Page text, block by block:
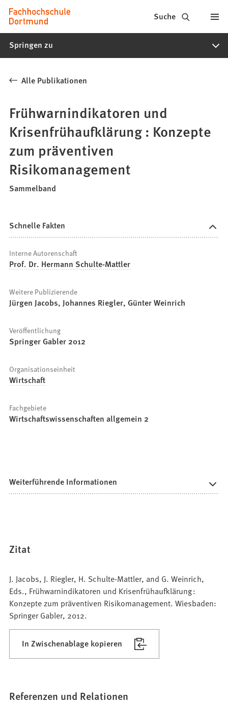
Inhalt anspringen
Fachhochschule
Dortmund
-
Studiengänge,
Bewerbung
Suche
Springen zu
Alle Publikationen
Frühwarnindikatoren und
Krisenfrühaufklärung : Konzepte
zum präventiven
Risikomanagement
Sammelband
Schnelle Fakten
Interne Autorenschaft
Prof. Dr. Hermann Schulte-Mattler
Weitere Publizierende
Jürgen Jacobs, Johannes Riegler, Günter Weinrich
Veröffentlichung
Springer Gabler 2012
Organisationseinheit
Wirtschaft
Fachgebiete
Wirtschaftswissenschaften allgemein 2
Weiterführende Informationen
Zitat
J. Jacobs, J. Riegler, H. Schulte-Mattler, and G. Weinrich,
Eds., Frühwarnindikatoren und Krisenfrühaufklärung :
Konzepte zum präventiven Risikomanagement. Wiesbaden:
Springer Gabler, 2012.
In Zwischenablage kopieren
Referenzen und Relationen